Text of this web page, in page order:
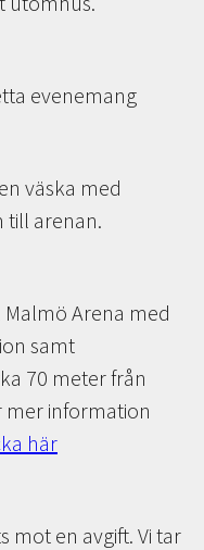
evenemang
väska med
till arenan.
Arena med
samt
70 meter från
mer information
här
mot en avgift. Vi tar